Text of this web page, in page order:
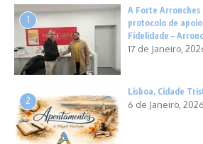
1
A Forte
protocolo de
Fidelidade –
17 de Janeiro,
2
Lisboa, Cidade
6 de Janeiro, 2026